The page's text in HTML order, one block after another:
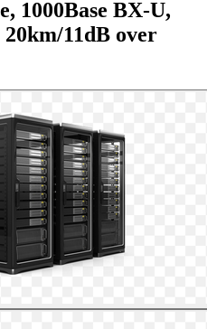
1000Base BX-U,
11dB over